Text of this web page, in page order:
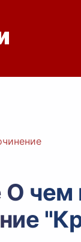
чем